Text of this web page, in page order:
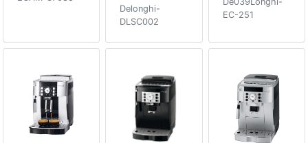
Delonghi-
DLSC002
EC-251